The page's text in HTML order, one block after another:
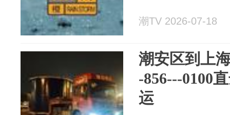
潮TV 2026-07-18
潮安区到上
-856---0100
运